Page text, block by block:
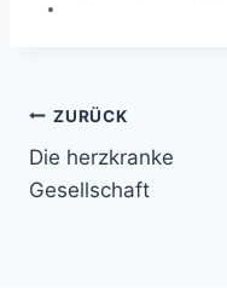
ZURÜCK
Die herzkranke
Gesellschaft